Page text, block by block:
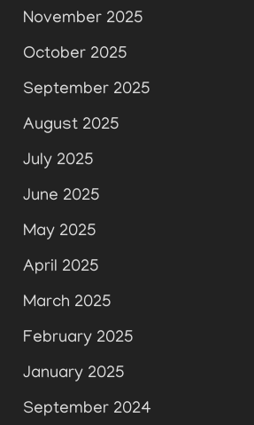
November 2025
October 2025
September 2025
August 2025
July 2025
June 2025
May 2025
April 2025
March 2025
February 2025
January 2025
September 2024